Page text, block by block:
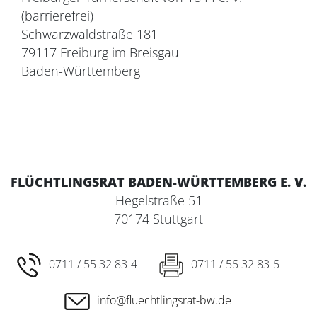
(barrierefrei)
Schwarzwaldstraße 181
79117 Freiburg im Breisgau
Baden-Württemberg
FLÜCHTLINGSRAT BADEN-WÜRTTEMBERG E. V.
Hegelstraße 51
70174 Stuttgart
0711 / 55 32 83-4 0711 / 55 32 83-5
info@fluechtlingsrat-bw.de